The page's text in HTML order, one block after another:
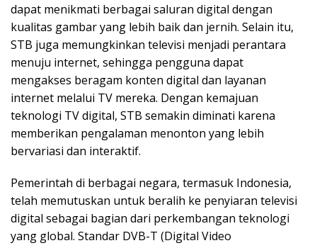
dapat menikmati berbagai saluran digital dengan
kualitas gambar yang lebih baik dan jernih. Selain itu,
STB juga memungkinkan televisi menjadi perantara
menuju internet, sehingga pengguna dapat
mengakses beragam konten digital dan layanan
internet melalui TV mereka. Dengan kemajuan
teknologi TV digital, STB semakin diminati karena
memberikan pengalaman menonton yang lebih
bervariasi dan interaktif.
Pemerintah di berbagai negara, termasuk Indonesia,
telah memutuskan untuk beralih ke penyiaran televisi
digital sebagai bagian dari perkembangan teknologi
yang global. Standar DVB-T (Digital Video